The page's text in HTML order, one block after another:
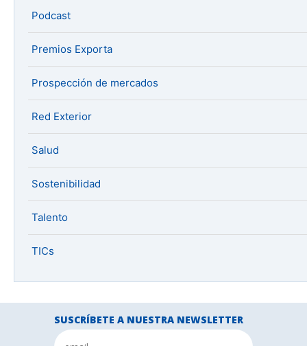
Podcast
Premios Exporta
Prospección de mercados
Red Exterior
Salud
Sostenibilidad
Talento
TICs
SUSCRÍBETE A NUESTRA NEWSLETTER